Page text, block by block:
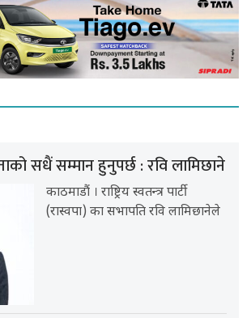
सधैं सम्मान हुनुपर्छ : रवि लामिछाने
काठमाडौं । राष्ट्रिय स्वतन्त्र पार्टी
(रास्वपा) का सभापति रवि लामिछानेले